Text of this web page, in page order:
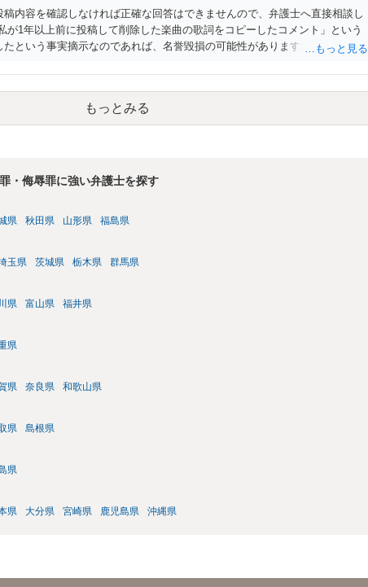
内容を確認しなければ正確な回答はできませんので、弁護士へ直接相談し
が1年以上前に投稿して削除した楽曲の歌詞をコピーしたコメント」という
という事実摘示なのであれば、名誉毀損の可能性がありますが、それ以外
じめの事実をアウティングされた、といった意味であれば権利侵害性が出
。
もっとみる
・侮辱罪に強い弁護士を探す
県 秋田県 山形県 福島県
玉県 茨城県 栃木県 群馬県
県 富山県 福井県
県
県 奈良県 和歌山県
県 島根県
県
県 大分県 宮崎県 鹿児島県 沖縄県